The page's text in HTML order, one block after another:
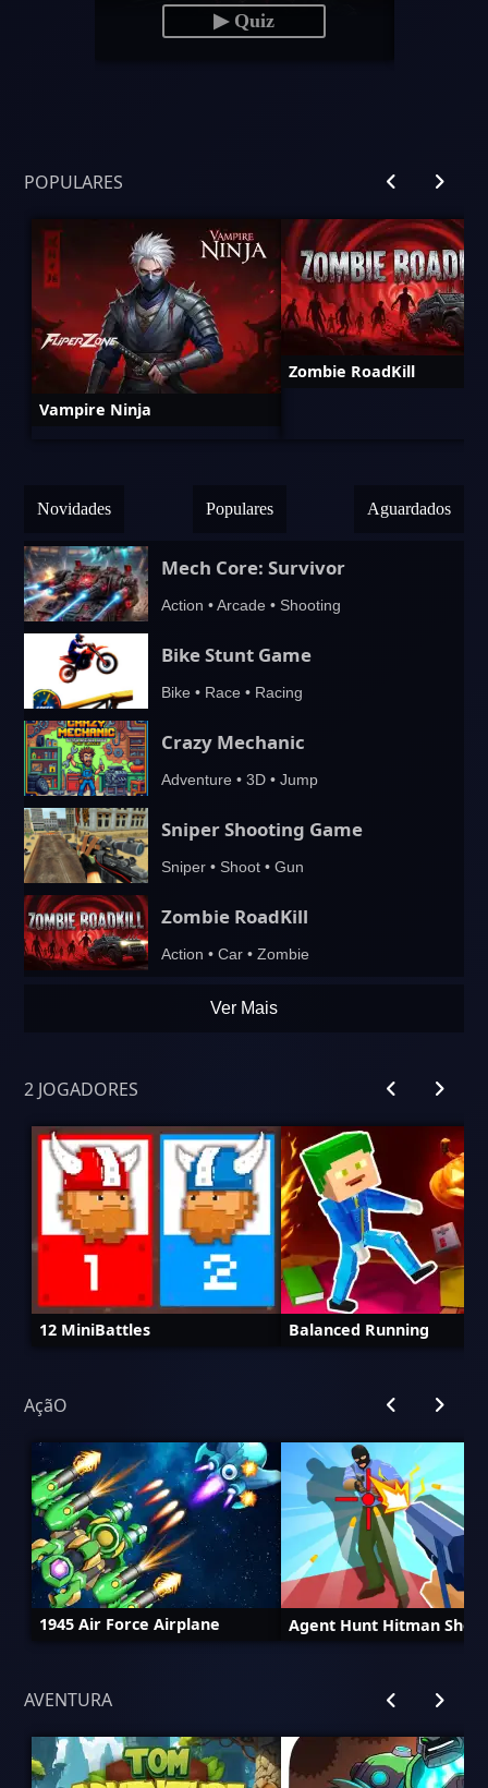
▶ Quiz
POPULARES
Vampire Ninja
Zombie RoadKill
Novidades Populares Aguardados
Mech Core: Survivor
Action • Arcade • Shooting
Bike Stunt Game
Bike • Race • Racing
Crazy Mechanic
Adventure • 3D • Jump
Sniper Shooting Game
Sniper • Shoot • Gun
Zombie RoadKill
Action • Car • Zombie
Ver Mais
2 JOGADORES
12 MiniBattles Balanced Running
AçãO
1945 Air Force Airplane Agent Hunt Hitman
AVENTURA